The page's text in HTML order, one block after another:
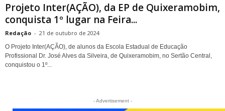
Projeto Inter(AÇÃO), da EP de Quixeramobim,
conquista 1º lugar na Feira...
Redação - 21 de outubro de 2024
O Projeto Inter(AÇÃO), de alunos da Escola Estadual de Educação
Profissional Dr. José Alves da Silveira, de Quixeramobim, no Sertão Central,
conquistou o 1º...
- Advertisement -